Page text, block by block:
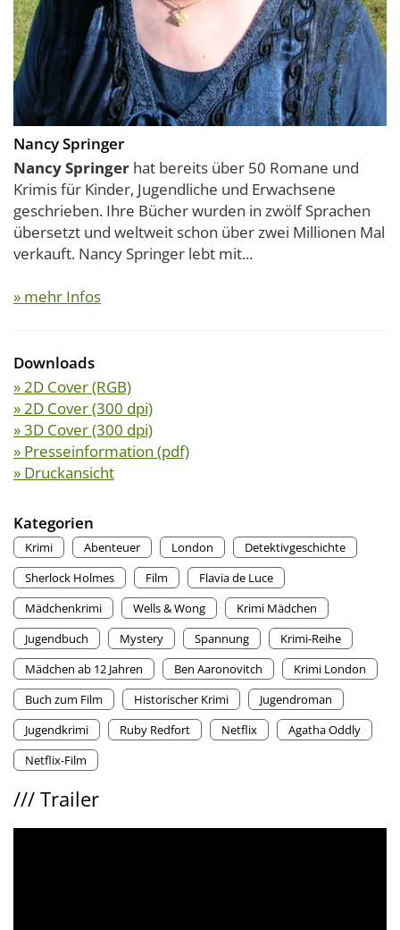
Nancy Springer
Nancy Springer hat bereits über 50 Romane und
Krimis für Kinder, Jugendliche und Erwachsene
geschrieben. Ihre Bücher wurden in zwölf Sprachen
übersetzt und weltweit schon über zwei Millionen Mal
verkauft. Nancy Springer lebt mit...
» mehr Infos
Downloads
» 2D Cover (RGB)
» 2D Cover (300 dpi)
» 3D Cover (300 dpi)
» Presseinformation (pdf)
» Druckansicht
Kategorien
Krimi Abenteuer London
Detektivgeschichte
Sherlock Holmes
Film
Flavia de Luce
Mädchenkrimi
Wells & Wong
Krimi Mädchen
Jugendbuch
Mystery Spannung
Krimi-Reihe
Mädchen ab 12 Jahren
Ben Aaronovitch
Krimi London
Buch zum Film
Historischer Krimi
Jugendroman
Jugendkrimi
Ruby Redfort Netflix
Agatha Oddly
Netflix-Film
/// Trailer